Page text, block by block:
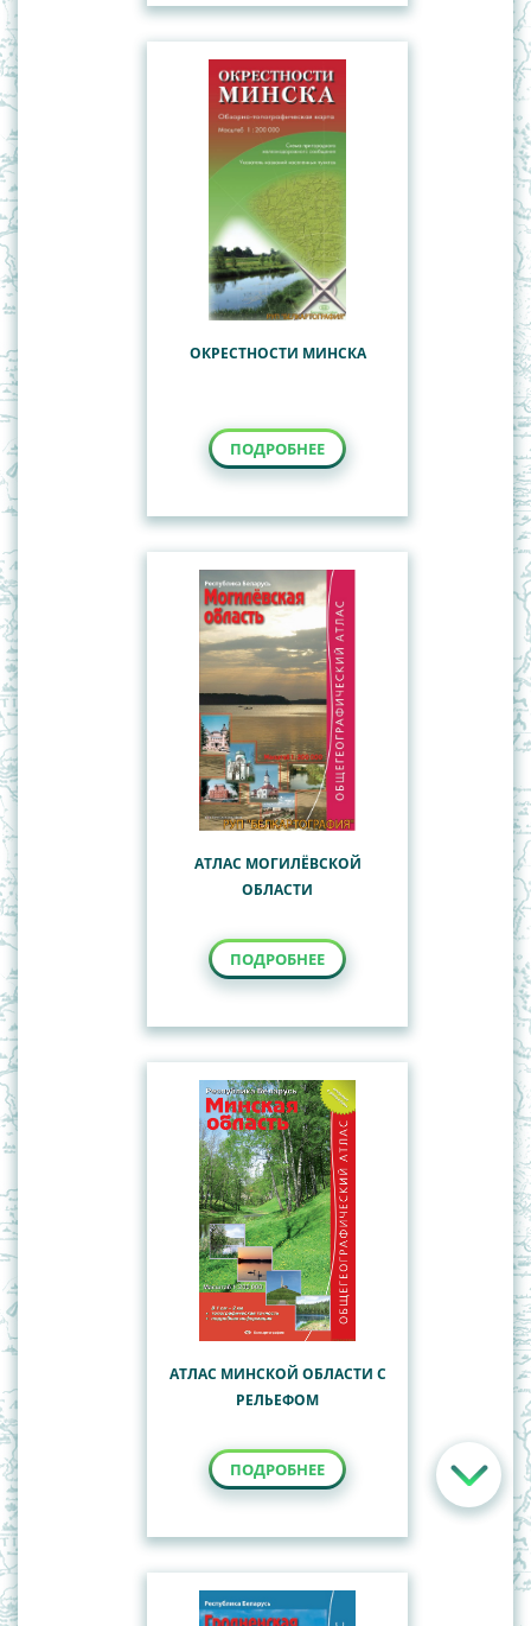
ОКРЕСТНОСТИ МИНСКА
ПОДРОБНЕЕ
АТЛАС МОГИЛЁВСКОЙ
ОБЛАСТИ
ПОДРОБНЕЕ
АТЛАС МИНСКОЙ ОБЛАСТИ С
РЕЛЬЕФОМ
ПОДРОБНЕЕ